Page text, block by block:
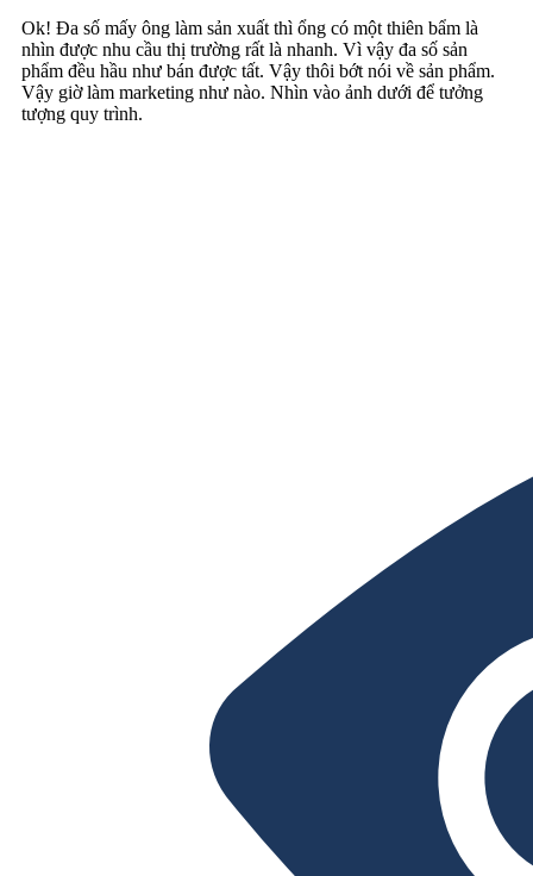
Ok! Đa số mấy ông làm sản xuất thì ổng có một thiên bẩm là
nhìn được nhu cầu thị trường rất là nhanh. Vì vậy đa số sản
phẩm đều hầu như bán được tất. Vậy thôi bớt nói về sản phẩm.
Vậy giờ làm marketing như nào. Nhìn vào ảnh dưới để tưởng
tượng quy trình.